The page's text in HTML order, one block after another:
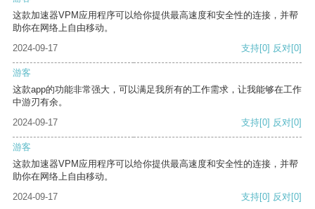
这款加速器VPM应用程序可以给你提供最高速度和安全性的连接，并帮
助你在网络上自由移动。
2024-09-17
支持[0] 反对[0]
游客
这款app的功能非常强大，可以满足我所有的工作需求，让我能够在工作
中游刃有余。
2024-09-17
支持[0] 反对[0]
游客
这款加速器VPM应用程序可以给你提供最高速度和安全性的连接，并帮
助你在网络上自由移动。
2024-09-17
支持[0] 反对[0]